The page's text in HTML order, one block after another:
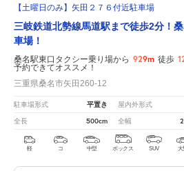
【土曜日のみ】矢田２７６付近駐車場
三岐鉄道北勢線馬道駅まで徒歩2分！
車場！
桑名駅東口タクシー乗り場から 929m 徒歩
予約できてオススメ！
三重県桑名市矢田260-12
駐車場形式 平置き 屋内外形式
全長 500cm 全幅
軽 コ 中型 ボックス SUV 大